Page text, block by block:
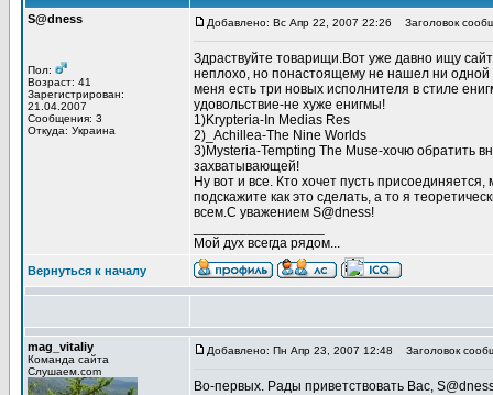
S@dness
Пол:
Возраст: 41
Зарегистрирован:
21.04.2007
Сообщения: 3
Откуда: Украина
Добавлено: Вс Апр 22, 2007 22:26 Заголовок
Здраствуйте товарищи.Вот уже давно ищу
неплохо, но понастоящему не нашел ни
меня есть три новых исполнителя в стиле
удовольствие-не хуже енигмы!
1)Krypteria-In Medias Res
2)_Achillea-The Nine Worlds
3)Mysteria-Tempting The Muse-хочю обратить
захватывающей!
Ну вот и все. Кто хочет пусть
подскажите как это сделать, а то я
всем.С уважением S@dness!
Мой дух всегда рядом...
Вернуться к началу
mag_vitaliy
Команда сайта
Слушаем.com
Добавлено: Пн Апр 23, 2007 12:48 Заголовок
Во-первых. Рады приветствовать Вас,